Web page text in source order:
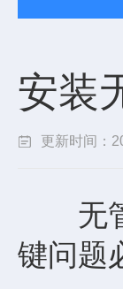
安装
更新时间：
无管
键问题